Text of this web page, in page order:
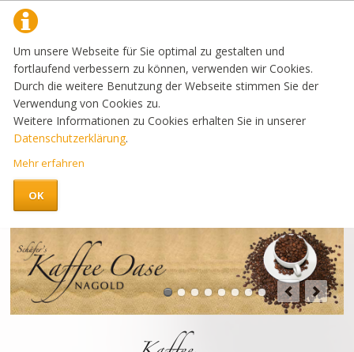
Um unsere Webseite für Sie optimal zu gestalten und
fortlaufend verbessern zu können, verwenden wir Cookies.
Durch die weitere Benutzung der Webseite stimmen Sie der
Verwendung von Cookies zu.
Weitere Informationen zu Cookies erhalten Sie in unserer
Datenschutzerklärung.
Mehr erfahren
OK